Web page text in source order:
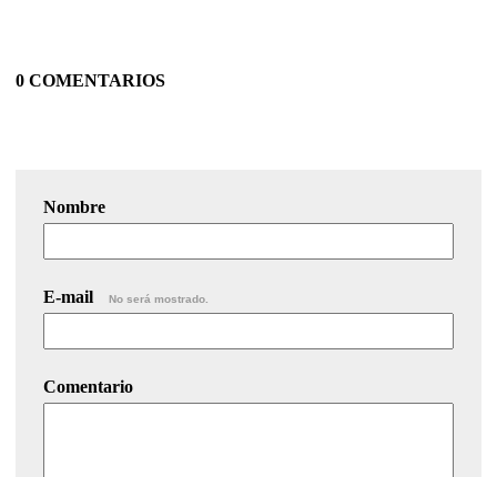
0 COMENTARIOS
Nombre
E-mail No será mostrado.
Comentario